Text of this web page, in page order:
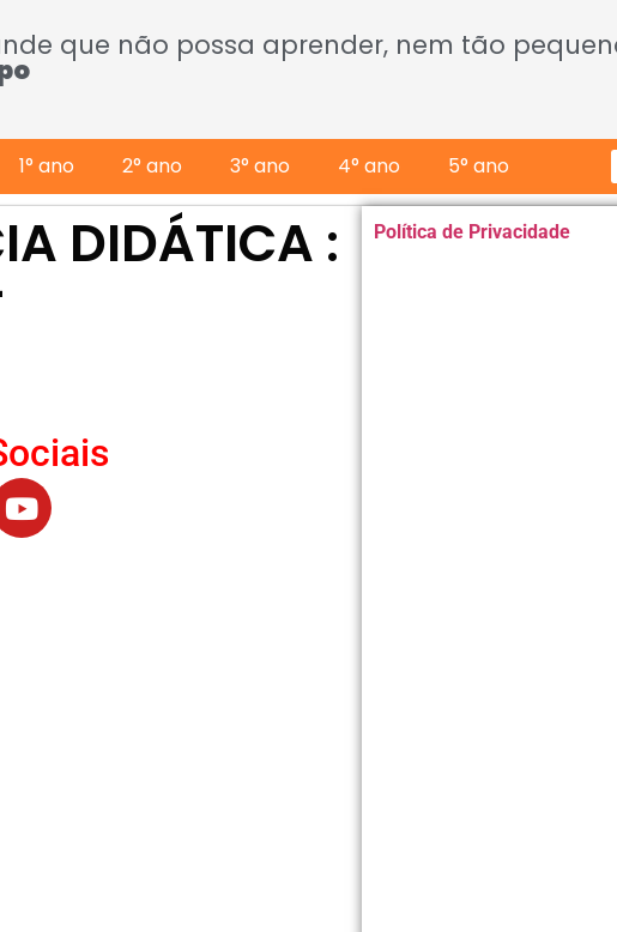
que não possa aprender, nem tão
1° ano 2° ano 3° ano 4° ano 5° ano
DIDÁTICA : Política de Privacidade